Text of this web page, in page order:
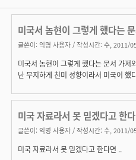
미국서 놈현이 그렇게 했다는
글쓴이: 익명 사용자 / 작성시간: 수, 2011/
미국서 놈현이 그렇게 했다는 문서 가져
난 무지하게 친미 성향이라서 미국이 했
미국 자료라서 못 믿겠다고 한
글쓴이: 익명 사용자 / 작성시간: 수, 2011/
미국 자료라서 못 믿겠다고 한다면 ..